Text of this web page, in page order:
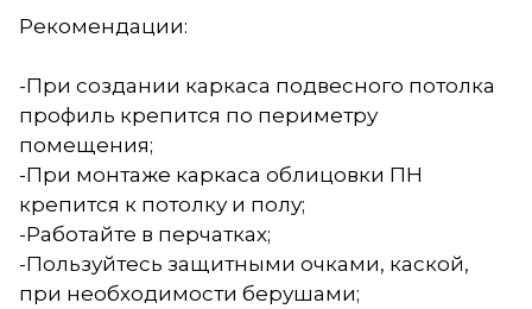
Рекомендации:
-При создании каркаса подвесного потолка
профиль крепится по периметру
помещения;
-При монтаже каркаса облицовки ПН
крепится к потолку и полу;
-Работайте в перчатках;
-Пользуйтесь защитными очками, каской,
при необходимости берушами;